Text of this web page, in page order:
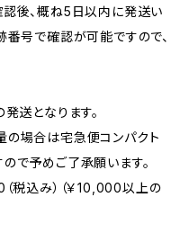
後、概ね5日以内に発送い
番号で確認が可能ですので、
送となります。
の場合は宅急便コンパクト
で予めご了承願います。
税込み）（￥10,000以上の